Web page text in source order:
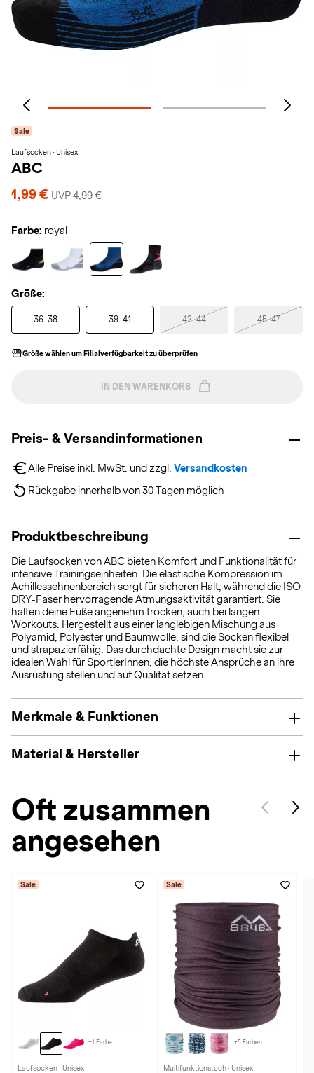
Sale
Laufsocken · Unisex
ABC
1,99 € UVP 4,99 €
Farbe: royal
Größe:
36-38 39-41 42-44 45-47
Größe wählen um Filialverfügbarkeit zu überprüfen
IN DEN WARENKORB
Preis- & Versandinformationen
Alle Preise inkl. MwSt. und zzgl. Versandkosten
Rückgabe innerhalb von 30 Tagen möglich
Produktbeschreibung
Die Laufsocken von ABC bieten Komfort und Funktionalität für
intensive Trainingseinheiten. Die elastische Kompression im
Achillessehnenbereich sorgt für sicheren Halt, während die ISO
DRY-Faser hervorragende Atmungsaktivität garantiert. Sie
halten deine Füße angenehm trocken, auch bei langen
Workouts. Hergestellt aus einer langlebigen Mischung aus
Polyamid, Polyester und Baumwolle, sind die Socken flexibel
und strapazierfähig. Das durchdachte Design macht sie zur
idealen Wahl für SportlerInnen, die höchste Ansprüche an ihre
Ausrüstung stellen und auf Qualität setzen.
Merkmale & Funktionen
Material & Hersteller
Oft zusammen
angesehen
Sale
+1 Farbe
Laufsocken · Unisex
Sale
+5 Farben
Multifunktionstuch · Unisex